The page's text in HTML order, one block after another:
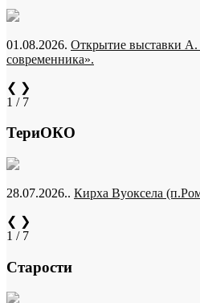
01.08.2026. Открытие выставки А.
современника».
❮ ❯
1 / 7
ТериОКО
28.07.2026.. Кирха Вуоксела
❮ ❯
1 / 7
Старости